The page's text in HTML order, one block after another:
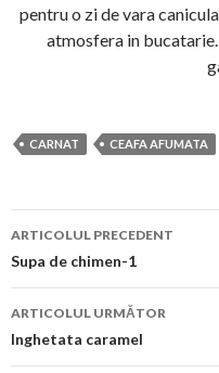
pentru o zi de vara
atmosfera in bucatarie.
CARNAT CEAFA AFUMATA
Navigare
în
articol
ARTICOLUL PRECEDENT
Supa de chimen-1
ARTICOLUL URMĂTOR
Inghetata caramel